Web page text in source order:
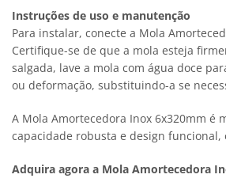
Instruções de uso e manutenção
Para instalar, conecte a Mola
Certifique-se de que a mola esteja
salgada, lave a mola com água doce
ou deformação, substituindo-a se
A Mola Amortecedora Inox 6x320mm é
capacidade robusta e design
Adquira agora a Mola Amortecedora